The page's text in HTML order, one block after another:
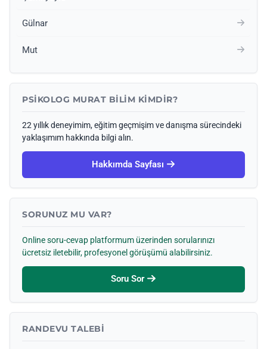
Gülnar
Mut
PSIKOLOG MURAT BILIM KIMDIR?
22 yıllık deneyimim, eğitim geçmişim ve danışma sürecindeki
yaklaşımım hakkında bilgi alın.
Hakkımda Sayfası
SORUNUZ MU VAR?
Online soru-cevap platformum üzerinden sorularınızı
ücretsiz iletebilir, profesyonel görüşümü alabilirsiniz.
Soru Sor
RANDEVU TALEBI